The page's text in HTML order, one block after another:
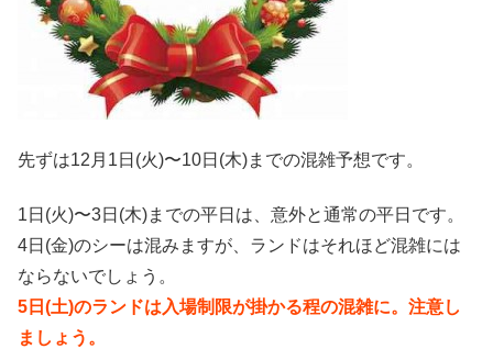
先ずは12月1日(火)〜10日(木)までの混雑予想です。
1日(火)〜3日(木)までの平日は、意外と通常の平日です。
4日(金)のシーは混みますが、ランドはそれほど混雑には
ならないでしょう。
5日(土)のランドは入場制限が掛かる程の混雑に。注意し
ましょう。